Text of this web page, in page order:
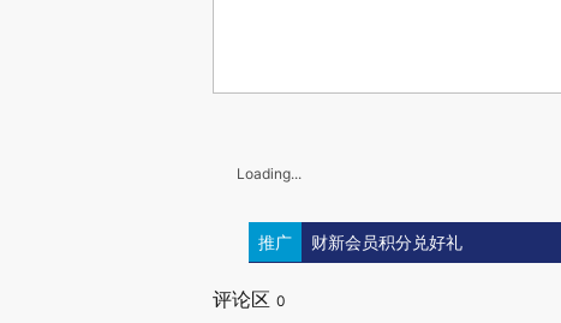
Loading...
推广 财新会员积分兑好礼
评论区 0